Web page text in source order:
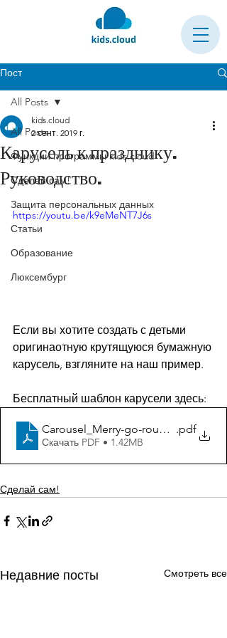
Пост
All Posts
Функции программы kids.cloud
Сделай сам!
Защита персональных данных
Статьи
Образование
Люксембург
All Posts
Карусель к празднику.
Руководство.
kids.cloud
2 сент. 2019 г.
https://youtu.be/k9eMeNT7J6s
Если вы хотите создать с детьми
оригинаотную крутящуюся бумажную
карусель, взгляните на наш пример.
Бесплатный шаблон карусели здесь:
Carousel_Merry-go-round template
.pdf
Скачать PDF • 1.42MB
Сделай сам!
Недавние посты Смотреть все